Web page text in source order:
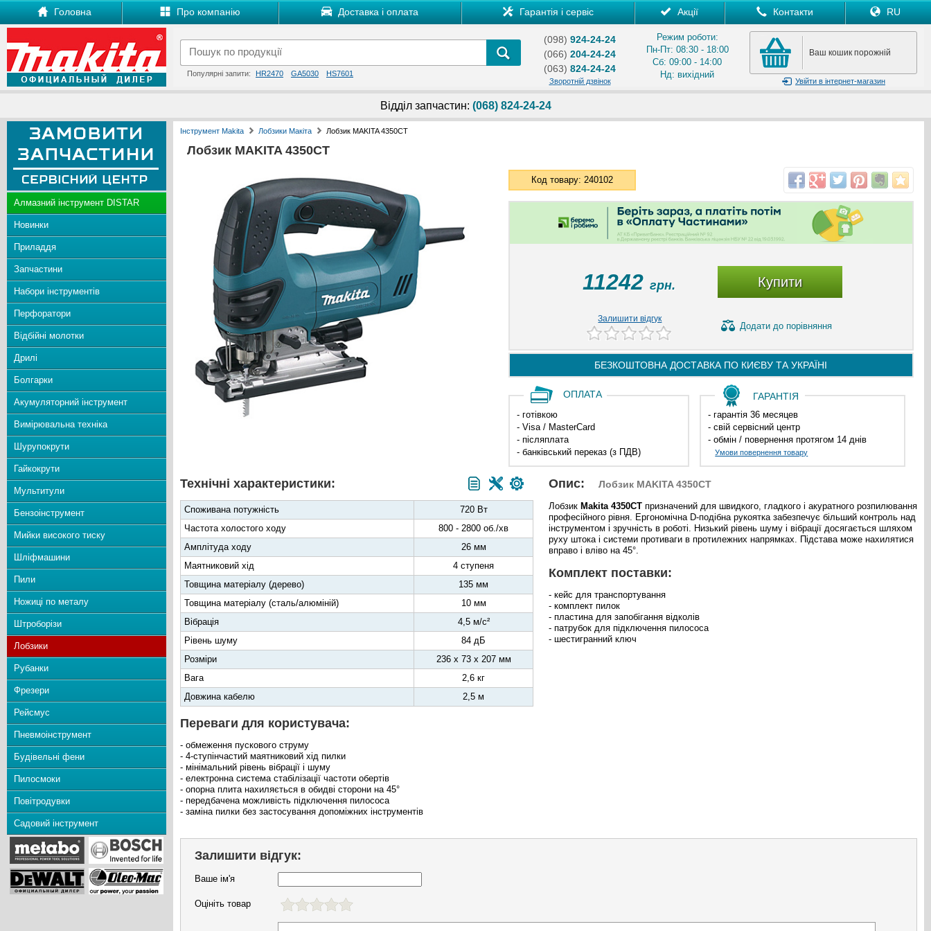
Головна Про компанію Доставка і оплата Гарантія і сервіс Акції Контакти RU
Популярні запити: HR2470 GA5030 HS7601
(098) 924-24-24
(066) 204-24-24
(063) 824-24-24
Зворотній дзвінок
Режим роботи:
Пн-Пт: 08:30 - 18:00
Сб: 09:00 - 14:00
Нд: вихідний
Ваш кошик порожній
Увійти в інтернет-магазин
Відділ запчастин: (068) 824-24-24
Алмазний інструмент DISTAR
Новинки
Приладдя
Запчастини
Набори інструментів
Перфоратори
Відбійні молотки
Дрилі
Болгарки
Акумуляторний інструмент
Вимірювальна техніка
Шурупокрути
Гайкокрути
Мультитули
Бензоінструмент
Мийки високого тиску
Шліфмашини
Пили
Ножиці по металу
Штроборізи
Лобзики
Рубанки
Фрезери
Рейсмус
Пневмоінструмент
Будівельні фени
Пилосмоки
Повітродувки
Садовий інструмент
Інструмент Makita Лобзики Макіта Лобзик MAKITA 4350CT
Лобзик MAKITA 4350CT
Код товару: 240102
11242грн. Купити
Залишити відгук
Додати до порівняння
БЕЗКОШТОВНА ДОСТАВКА ПО КИЄВУ ТА УКРАЇНІ
ОПЛАТА
- готівкою
- Visa / MasterCard
- післяплата
- банківський переказ (з ПДВ)
ГАРАНТІЯ
- гарантія 36 месяцев
- свій сервісний центр
- обмін / повернення протягом 14 днів
Умови повернення товару
Технічні характеристики:
Споживана потужність
720 Вт
Частота холостого ходу
800 - 2800 об./хв
Амплітуда ходу
26 мм
Маятниковий хід
4 ступеня
Товщина матеріалу (дерево)
135 мм
Товщина матеріалу (сталь/алюміній)
10 мм
Вібрація
4,5 м/с²
Рівень шуму
84 дБ
Розміри
236 х 73 х 207 мм
Вага
2,6 кг
Довжина кабелю
2,5 м
Опис: Лобзик MAKITA 4350CT
Лобзик Makita 4350CT призначений для швидкого, гладкого і акуратного розпилювання
професійного рівня. Ергономічна D-подібна рукоятка забезпечує більший контроль над
інструментом і зручність в роботі. Низький рівень шуму і вібрації досягається шляхом
руху штока і системи противаги в протилежних напрямках. Підстава може нахилятися
вправо і вліво на 45°.
Комплект поставки:
- кейс для транспортування
- комплект пилок
- пластина для запобігання відколів
- патрубок для підключення пилососа
- шестигранний ключ
Переваги для користувача:
- обмеження пускового струму
- 4-ступінчастий маятниковий хід пилки
- мінімальний рівень вібрації і шуму
- електронна система стабілізації частоти обертів
- опорна плита нахиляється в обидві сторони на 45°
- передбачена можливість підключення пилососа
- заміна пилки без застосування допоміжних інструментів
Залишити відгук:
Ваше ім'я
Оцініть товар